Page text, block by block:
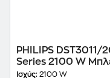
PHILIPS DST3011/
Series 2100 W
Σίδερο Ατμού
Ισχύς: 2100 W